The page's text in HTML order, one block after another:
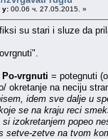
у: 00.06 ч. 27.05.2015. »
su stari i sluze da
Po-vrgnuti = potegnuti
okretanje na neciju
idem sve dalje u
se na kraju reci
izokretanjem popeo
setve-zetve na tvom